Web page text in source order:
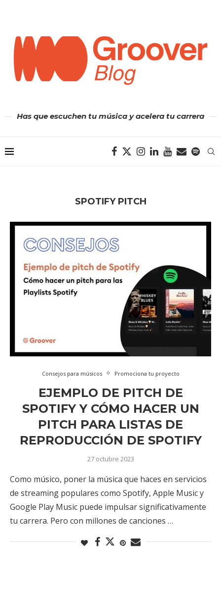
Has que escuchen tu música y acelera tu carrera
SPOTIFY PITCH
Consejos para músicos Promociona tu proyecto
EJEMPLO DE PITCH DE
SPOTIFY Y CÓMO HACER UN
PITCH PARA LISTAS DE
REPRODUCCIÓN DE SPOTIFY
27 octubre 2023
Como músico, poner la música que haces en servicios
de streaming populares como Spotify, Apple Music y
Google Play Music puede impulsar significativamente
tu carrera. Pero con millones de canciones …